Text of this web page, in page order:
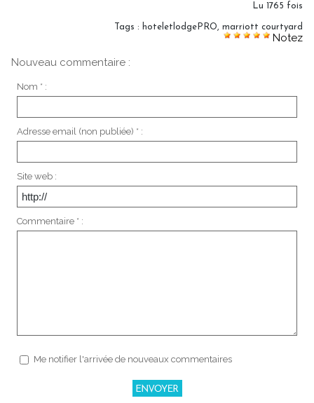
Lu 1765 fois
Tags : hoteletlodgePRO marriott courtyard
Notez
Nouveau commentaire :
Nom * :
Adresse email (non publiée) * :
Site web :
Commentaire * :
Me notifier l'arrivée de nouveaux commentaires